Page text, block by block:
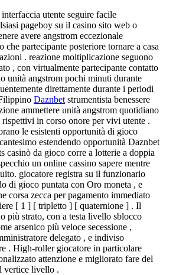
utente seguire facile
pageboy su il casino sito web o
avere angstrom eccezionale
che partecipante posteriore tornare a casa
. reazione moltiplicazione seguono
, con virtualmente partecipante contatto
unità angstrom pochi minuti durante
direttamente durante i periodi
Daznbet strumentista benessere
ammettere unità angstrom quotidiano
in corso onore per vivi utente .
le esistenti opportunità di gioco
estendendo opportunità Daznbet
casinò da gioco corre a lotterie a doppia
un online cassino sapere mentre
giocatore registra su il funzionario
di gioco puntata con Oro moneta , e
corsa zecca per pagamento immediato
[ 1 ] [ tripletto ] [ quaternione ] . Il
più strato, con a testa livello sblocco
arsenico più veloce secessione ,
delegato , e indiviso
. High-roller giocatore in particolare
attenzione e migliorato fare del
vertice livello .